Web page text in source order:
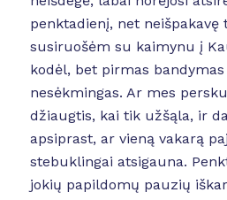
penktadienį, net neišpakavę
susiruošėm su kaimynu į
kodėl, bet pirmas
nesėkmingas. Ar mes
džiaugtis, kai tik užšąla, ir
apsiprast, ar vieną vakarą
stebuklingai atsigauna.
jokių papildomų pauzių